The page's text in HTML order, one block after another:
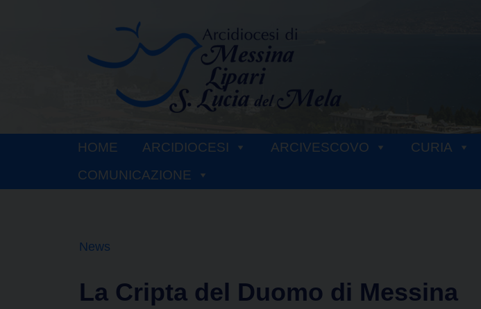
HOME ARCIDIOCESI ARCIVESCOVO CURIA
COMUNICAZIONE
News
La Cripta del Duomo di Messina